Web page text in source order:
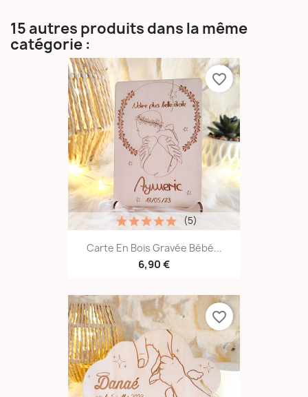
15 autres produits dans la même
catégorie :
Carte En Bois Gravée Bébé...
6,90 €
(5)
favorite_border
favorite_border